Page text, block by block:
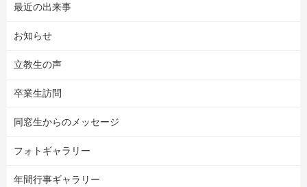
最近の出来事
お知らせ
立教生の声
卒業生訪問
同窓生からのメッセージ
フォトギャラリー
年間行事ギャラリー